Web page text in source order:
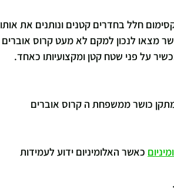
חלל בחדרים קטנים ונותנים את אותו
מצאו לנכון למקם לא מעט קרוס אוברים
על פני שטח קטן ומקצועיותו כאחד.
כושר ממשפחת ה קרוס אוברים
כאשר האלומיניום ידוע לעמידות